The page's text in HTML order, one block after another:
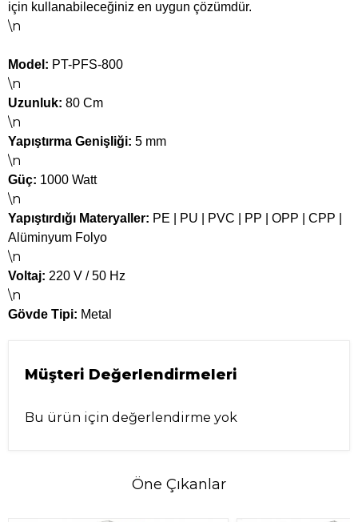
için kullanabileceğiniz en uygun çözümdür.
\n
Model: PT-PFS-800
\n
Uzunluk: 80 Cm
\n
Yapıştırma Genişliği: 5 mm
\n
Güç: 1000 Watt
\n
Yapıştırdığı Materyaller: PE | PU | PVC | PP | OPP | CPP |
Alüminyum Folyo
\n
Voltaj: 220 V / 50 Hz
\n
Gövde Tipi: Metal
Müşteri Değerlendirmeleri
Bu ürün için değerlendirme yok
Öne Çıkanlar